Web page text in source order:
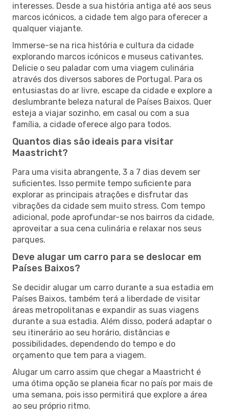
interesses. Desde a sua história antiga até aos seus
marcos icónicos, a cidade tem algo para oferecer a
qualquer viajante.
Immerse-se na rica história e cultura da cidade
explorando marcos icónicos e museus cativantes.
Delicie o seu paladar com uma viagem culinária
através dos diversos sabores de Portugal. Para os
entusiastas do ar livre, escape da cidade e explore a
deslumbrante beleza natural de Países Baixos. Quer
esteja a viajar sozinho, em casal ou com a sua
família, a cidade oferece algo para todos.
Quantos dias são ideais para visitar
Maastricht?
Para uma visita abrangente, 3 a 7 dias devem ser
suficientes. Isso permite tempo suficiente para
explorar as principais atrações e disfrutar das
vibrações da cidade sem muito stress. Com tempo
adicional, pode aprofundar-se nos bairros da cidade,
aproveitar a sua cena culinária e relaxar nos seus
parques.
Deve alugar um carro para se deslocar em
Países Baixos?
Se decidir alugar um carro durante a sua estadia em
Países Baixos, também terá a liberdade de visitar
áreas metropolitanas e expandir as suas viagens
durante a sua estadia. Além disso, poderá adaptar o
seu itinerário ao seu horário, distâncias e
possibilidades, dependendo do tempo e do
orçamento que tem para a viagem.
Alugar um carro assim que chegar a Maastricht é
uma ótima opção se planeia ficar no país por mais de
uma semana, pois isso permitirá que explore a área
ao seu próprio ritmo.